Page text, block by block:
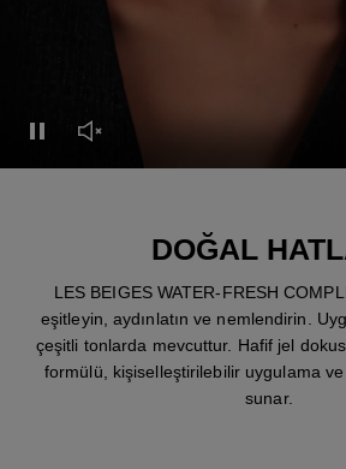
Pause this video
Unmute this video
DOĞAL
LES BEIGES WATER-FRESH
eşitleyin, aydınlatın ve nemlendirin.
çeşitli tonlarda mevcuttur. Hafif jel
formülü, kişiselleştirilebilir uygulama
sunar.